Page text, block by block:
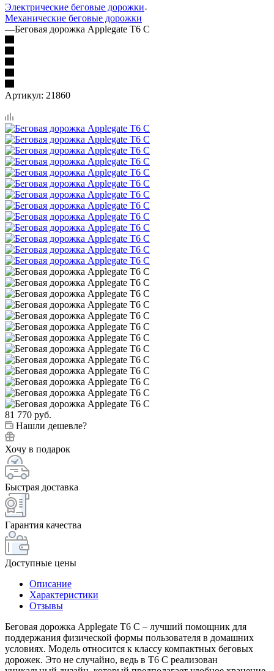
Электрические беговые дорожки
Механические беговые дорожки
—Беговая дорожка Applegate T6 C
Артикул: 21860
81 770 руб.
Нашли дешевле?
Хочу в подарок
Быстрая доставка
Гарантия качества
Доступные цены
Описание
Характеристики
Отзывы
Беговая дорожка Applegate T6 C – лучший помощник для
поддержания физической формы пользователя в домашних
условиях. Модель относится к классу компактных беговых
дорожек. Это не случайно, ведь в T6 C реализован